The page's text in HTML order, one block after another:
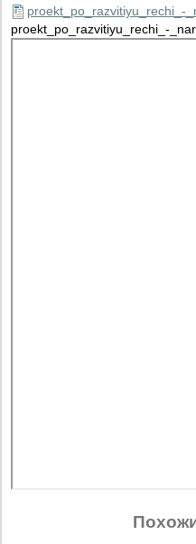
proekt_po_razvitiyu_rechi_-
proekt_po_razvitiyu_rechi_-